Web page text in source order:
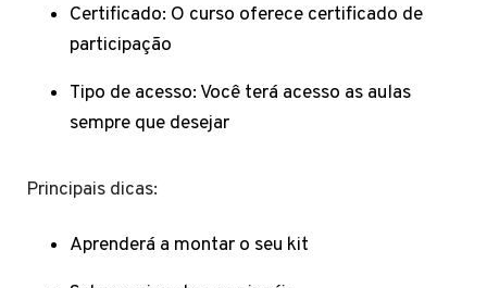
Certificado: O curso oferece certificado de
participação
Tipo de acesso: Você terá acesso as aulas
sempre que desejar
Principais dicas:
Aprenderá a montar o seu kit